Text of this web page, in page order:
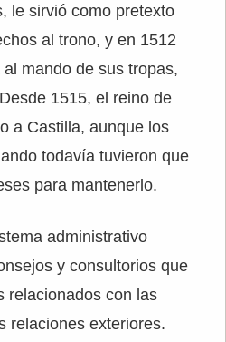
le sirvió como pretexto
al trono, y en 1512
mando de sus tropas,
1515, el reino de
a Castilla, aunque los
todavía tuvieron que
para mantenerlo.
administrativo
y consultorios que
relacionados con las
relaciones exteriores.